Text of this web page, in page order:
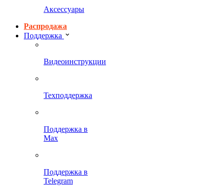
Аксессуары
Распродажа
Поддержка
Видеоинструкции
Техподдержка
Поддержка в
Max
Поддержка в
Telegram